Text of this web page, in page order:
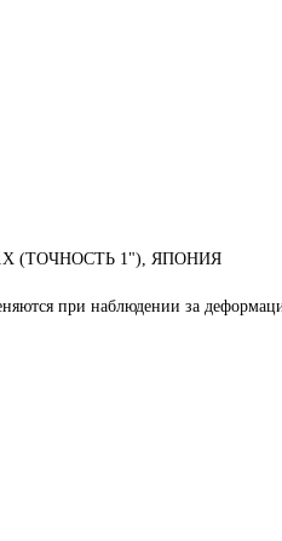
(ТОЧНОСТЬ 1"), ЯПОНИЯ
при наблюдении за